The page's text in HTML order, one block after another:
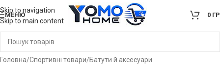
Skip to navigation
Skip to main content
МЕНЮ 0
Головна/Спортивні товари/Батути й аксесуари